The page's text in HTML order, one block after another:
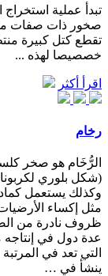
تبدأ عملية
صخور ذات صفات
تقطع كتل كبيرة
خصصيصا لهذه ...
اقرأ أكثر
رخام
الرُّخَام هو صخر
وكذلك يستعمل
مثل إكساء
ظروف نادرة من
عدة دول في إنتاجه
التي تعد في
ينشأ في …